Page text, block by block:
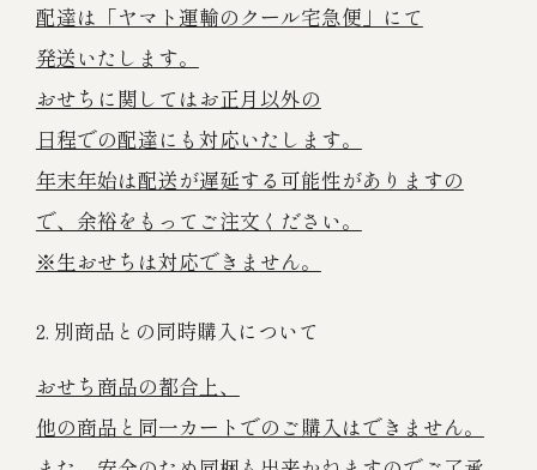
配達は「ヤマト運輸のクール宅急便」にて
発送いたします。
おせちに関してはお正月以外の
日程での配達にも対応いたします。
年末年始は配送が遅延する可能性がありますの
で、余裕をもってご注文ください。
※生おせちは対応できません。
2. 別商品との同時購入について
おせち商品の都合上、
他の商品と同一カートでのご購入はできません。